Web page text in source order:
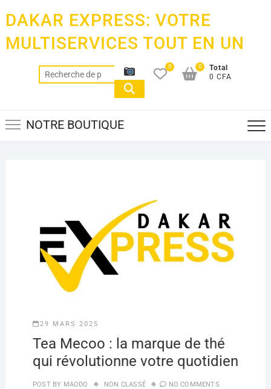
content
DAKAR EXPRESS: VOTRE
MULTISERVICES TOUT EN UN
Recherche
pour :
0
Total
0 CFA
0
NOTRE BOUTIQUE
29 MARS 2025
Tea Mecoo : la marque de thé
qui révolutionne votre quotidien
POST BY MAODO NON CLASSÉ NO COMMENTS